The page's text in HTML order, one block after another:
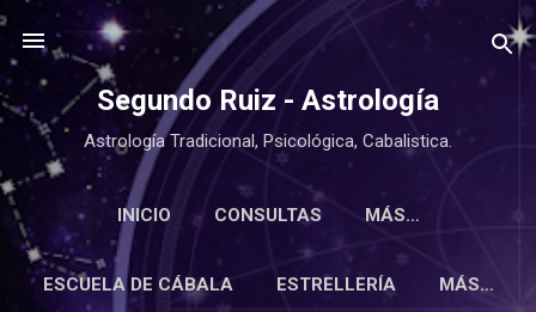
Ir al contenido principal
Segundo Ruiz - Astrología
Astrología Tradicional, Psicológica, Cabalistica.
INICIO CONSULTAS MÁS…
ESCUELA DE CÁBALA ESTRELLERÍA MÁS…